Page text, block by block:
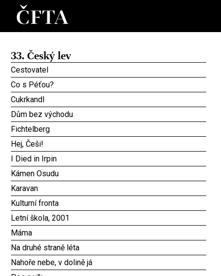
33. Český lev
Cestovatel
Co s Péťou?
Cukrkandl
Dům bez východu
Fichtelberg
Hej, Češi!
I Died in Irpin
Kámen Osudu
Karavan
Kulturní fronta
Letní škola, 2001
Máma
Na druhé straně léta
Nahoře nebe, v dolině já